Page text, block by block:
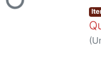
Loading...
(